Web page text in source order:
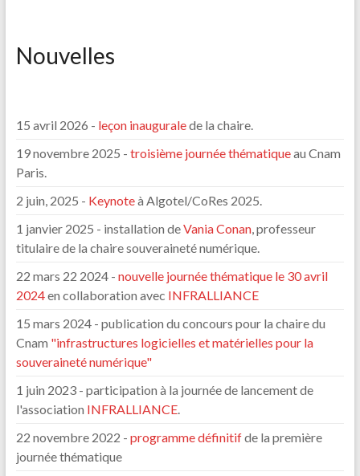
Nouvelles
15 avril 2026 - leçon inauguralede la chaire.
19 novembre 2025 - troisième journée thématiqueau Cnam
Paris.
2 juin, 2025 - Keynoteà Algotel/CoRes 2025.
1 janvier 2025 - installation deVania Conan, professeur
titulaire de la chaire souveraineté numérique.
22 mars 22 2024 - nouvelle journée thématique le 30 avril
2024en collaboration avec INFRALLIANCE
15 mars 2024 - publication du concours pour la chaire du
Cnam "infrastructures logicielles et matérielles pour la
souveraineté numérique"
1 juin 2023 - participation à la journée de lancement de
l'association INFRALLIANCE.
22 novembre 2022 - programme définitifde la première
journée thématique